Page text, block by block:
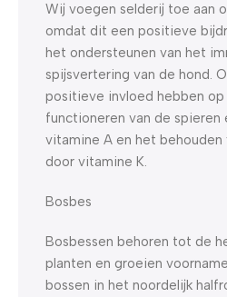
Wij voegen selderij toe aan
omdat dit een positieve
het ondersteunen van het
spijsvertering van de hond.
positieve invloed hebben
functioneren van de spieren
vitamine A en het
door vitamine K.
Bosbes
Bosbessen behoren tot de
planten en groeien
bossen in het noordelijk